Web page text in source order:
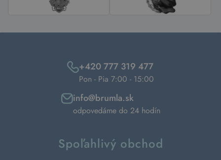
+420 777 319 477
Pon - Pia 7:00 - 15:00
info@brumla.sk
odpovedáme do 24 hodín
Spoľahlivý obchod